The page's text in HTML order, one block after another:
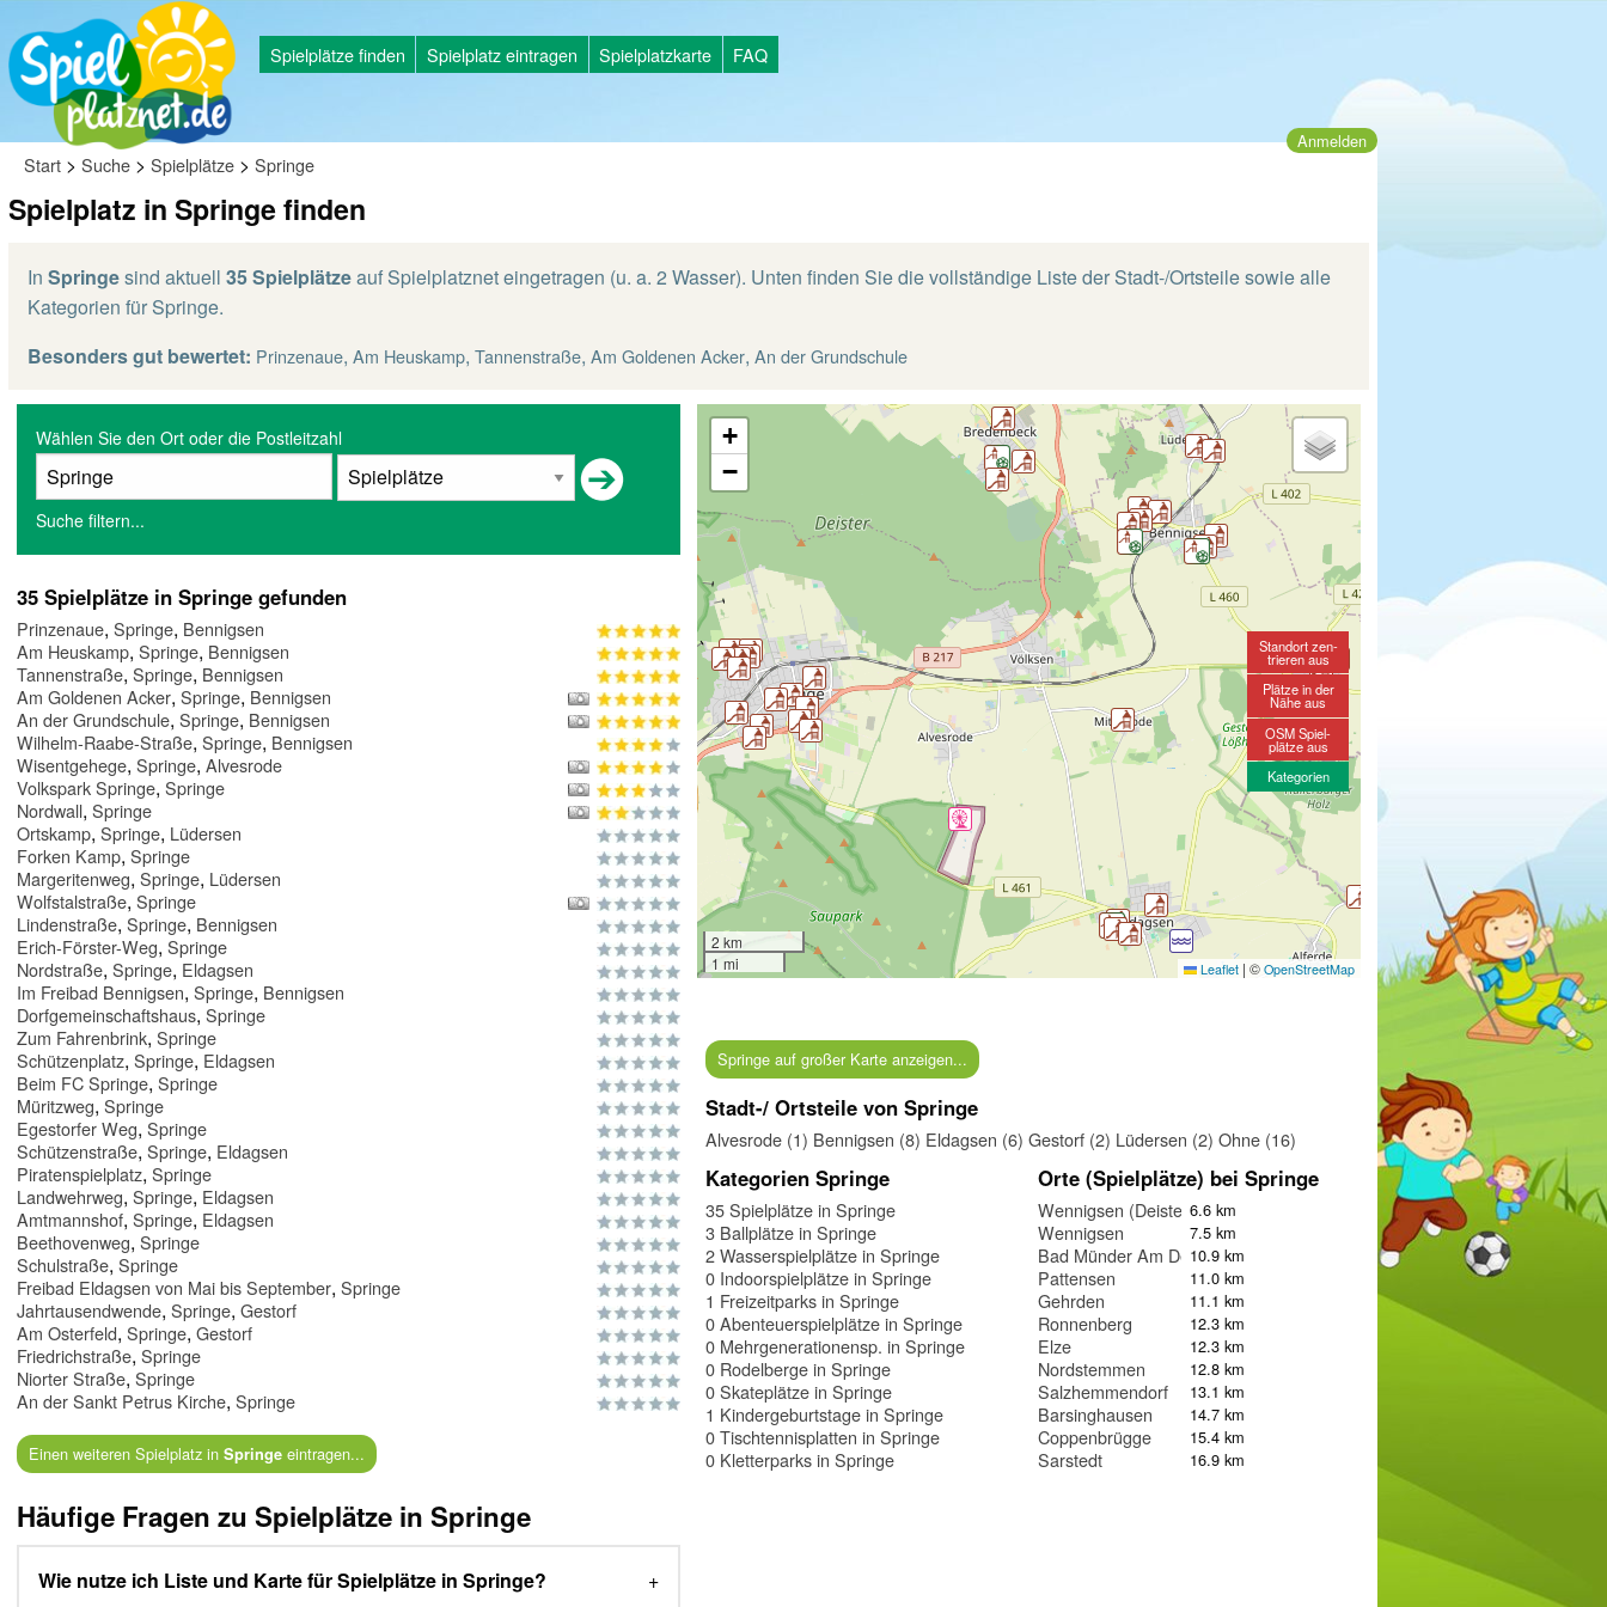
Spielplätze finden Spielplatz eintragen Spielplatzkarte FAQ
Anmelden
Start > Suche > Spielplätze > Springe
Spielplatz in Springe finden
In Springesind aktuell 35 Spielplätzeauf Spielplatznet eingetragen (u. a. 2 Wasser). Unten finden Sie die vollständige Liste der Stadt-/Ortsteile sowie alle
Kategorien für Springe.
Besonders gut bewertet: Prinzenaue, Am Heuskamp, Tannenstraße, Am Goldenen Acker, An der Grundschule
Wählen Sie den Ort oder die Postleitzahl
Suche filtern...
35 Spielplätze in Springe gefunden
Prinzenaue, Springe, Bennigsen
Am Heuskamp, Springe, Bennigsen
Tannenstraße, Springe, Bennigsen
Am Goldenen Acker, Springe, Bennigsen
An der Grundschule, Springe, Bennigsen
Wilhelm-Raabe-Straße, Springe, Bennigsen
Wisentgehege, Springe, Alvesrode
Volkspark Springe, Springe
Nordwall, Springe
Ortskamp, Springe, Lüdersen
Forken Kamp, Springe
Margeritenweg, Springe, Lüdersen
Wolfstalstraße, Springe
Lindenstraße, Springe, Bennigsen
Erich-Förster-Weg, Springe
Nordstraße, Springe, Eldagsen
Im Freibad Bennigsen, Springe, Bennigsen
Dorfgemeinschaftshaus, Springe
Zum Fahrenbrink, Springe
Schützenplatz, Springe, Eldagsen
Beim FC Springe, Springe
Müritzweg, Springe
Egestorfer Weg, Springe
Schützenstraße, Springe, Eldagsen
Piratenspielplatz, Springe
Landwehrweg, Springe, Eldagsen
Amtmannshof, Springe, Eldagsen
Beethovenweg, Springe
Schulstraße, Springe
Freibad Eldagsen von Mai bis September, Springe
Jahrtausendwende, Springe, Gestorf
Am Osterfeld, Springe, Gestorf
Friedrichstraße, Springe
Niorter Straße, Springe
An der Sankt Petrus Kirche, Springe
Einen weiteren Spielplatz in Springeeintragen...
Häufige Fragen zu Spielplätze in Springe
Wie nutze ich Liste und Karte für Spielplätze in Springe?
+
−
2 km
1 mi
Leaflet | © OpenStreetMap
Standort zen-
trieren aus
Plätze in der
Nähe aus
OSM Spiel-
plätze aus
Kategorien
Springe auf großer Karte anzeigen...
Stadt-/ Ortsteile von Springe
Alvesrode (1) Bennigsen (8) Eldagsen (6) Gestorf (2) Lüdersen (2) Ohne (16)
Kategorien Springe
35 Spielplätze in Springe
3 Ballplätze in Springe
2 Wasserspielplätze in Springe
0 Indoorspielplätze in Springe
1 Freizeitparks in Springe
0 Abenteuerspielplätze in Springe
0 Mehrgenerationensp. in Springe
0 Rodelberge in Springe
0 Skateplätze in Springe
1 Kindergeburtstage in Springe
0 Tischtennisplatten in Springe
0 Kletterparks in Springe
Orte (Spielplätze) bei Springe
Wennigsen (Deister)6.6 km
Wennigsen 7.5 km
Bad Münder Am Deister10.9 km
Pattensen 11.0 km
Gehrden 11.1 km
Ronnenberg 12.3 km
Elze 12.3 km
Nordstemmen 12.8 km
Salzhemmendorf 13.1 km
Barsinghausen 14.7 km
Coppenbrügge 15.4 km
Sarstedt 16.9 km